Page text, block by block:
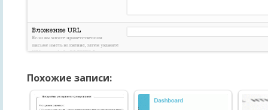
Похожие записи: